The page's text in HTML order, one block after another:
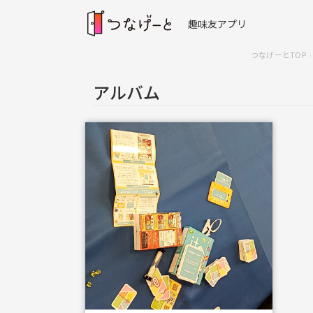
趣味友アプリ
つなげーとTOP
アルバム